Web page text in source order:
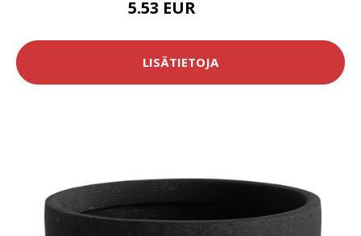
5.53 EUR
LISÄTIETOJA